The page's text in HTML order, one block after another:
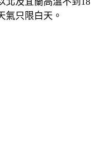
氣只限白天。